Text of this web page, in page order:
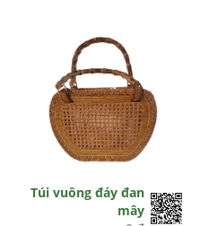
Túi vuông đáy đan
mây